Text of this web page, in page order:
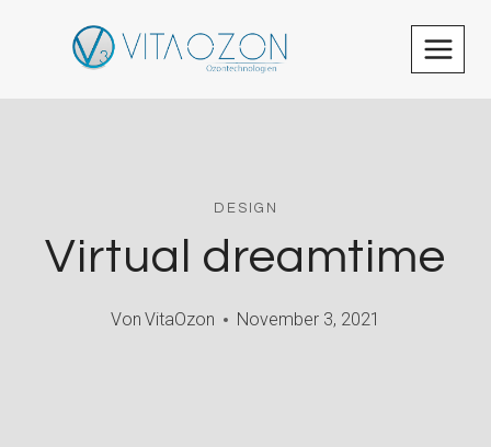
DESIGN
Virtual dreamtime
Von VitaOzon November 3, 2021